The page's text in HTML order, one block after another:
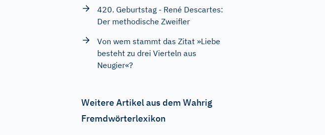
420. Geburtstag - René Descartes:
Der methodische Zweifler
Von wem stammt das Zitat »Liebe
besteht zu drei Vierteln aus
Neugier«?
Weitere Artikel aus dem Wahrig
Fremdwörterlexikon